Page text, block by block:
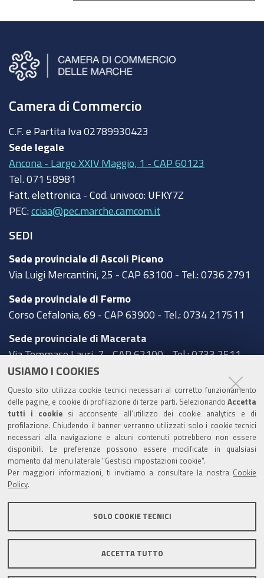
USIAMO I COOKIES
Questo sito utilizza cookie tecnici necessari al corretto funzionamento
delle pagine, e cookie di profilazione di terze parti. Selezionando Accetta
tutti i cookie si acconsente all’utilizzo dei cookie analytics e di
profilazione. Chiudendo il banner verranno utilizzati solo i cookie tecnici
necessari alla navigazione e alcuni contenuti potrebbero non essere
disponibili. Le preferenze possono essere modificate in qualsiasi
momento dal menu laterale "Gestisci impostazioni cookie".
Per maggiori informazioni, ti invitiamo a consultare la nostra Cookie
Policy
SOLO COOKIE TECNICI
ACCETTA TUTTO
Camera di Commercio
C.F. e Partita Iva 02789930423
Sede legale
Ancona - Largo XXIV Maggio, 1 - CAP 60123
Tel. 071 58981
Fatt. elettronica - Cod. univoco: UFKY7Z
PEC: cciaa@pec.marche.camcom.it
SEDI
Sede provinciale di Ascoli Piceno
Via Luigi Mercantini, 25 - CAP 63100 - Tel.: 0736 2791
Sede provinciale di Fermo
Corso Cefalonia, 69 - CAP 63900 - Tel.: 0734 217511
Sede provinciale di Macerata
Via Tommaso Lauri, 7 - CAP 62100 - Tel.: 0733 2511
Sede provinciale di Pesaro Urbino
Corso XI Settembre, 116 - CAP 61121 - Tel.: 0721
3571
TRASPARENZA
Amministrazione trasparente
Statistiche Web del sito (fonte Web Analytics Italia)
Contatti
Dichiarazione di accessibilità
Area riservata